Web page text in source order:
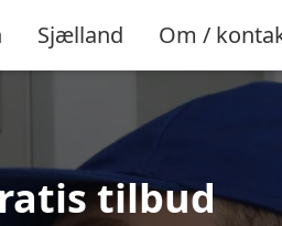
Sjælland Om /
tilbud